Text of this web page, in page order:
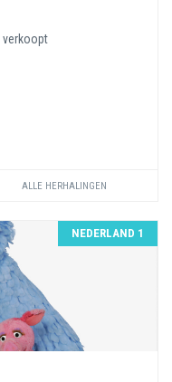
verkoopt
ALLE HERHALINGEN
NEDERLAND 1